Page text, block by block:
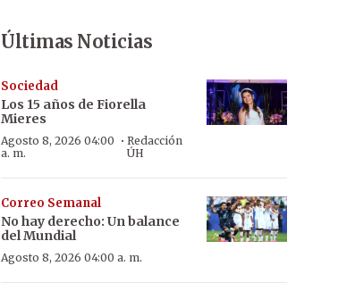
Últimas Noticias
Sociedad
Los 15 años de Fiorella
Mieres
Agosto 8, 2026 04:00
a. m.
· Redacción
ÚH
Correo Semanal
No hay derecho: Un balance
del Mundial
Agosto 8, 2026 04:00 a. m.